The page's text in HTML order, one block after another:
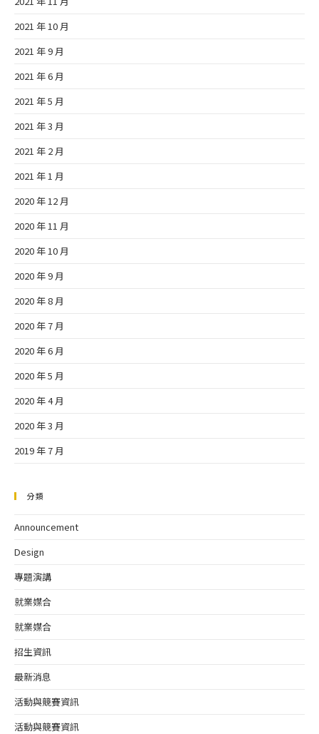
2021 年 10 月
2021 年 9 月
2021 年 6 月
2021 年 5 月
2021 年 3 月
2021 年 2 月
2021 年 1 月
2020 年 12 月
2020 年 11 月
2020 年 10 月
2020 年 9 月
2020 年 8 月
2020 年 7 月
2020 年 6 月
2020 年 5 月
2020 年 4 月
2020 年 3 月
2019 年 7 月
分類
Announcement
Design
專題演講
就業媒合
就業媒合
招生資訊
最新消息
活動與競賽資訊
活動與競賽資訊